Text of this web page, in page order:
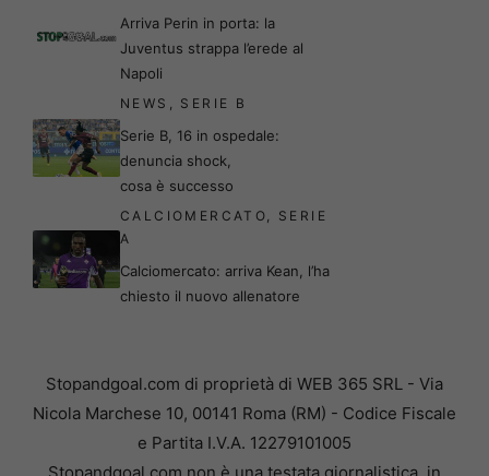
Arriva Perin in porta: la
Juventus strappa l’erede al
Napoli
NEWS SERIE B
Serie B, 16 in ospedale:
denuncia shock,
cosa è successo
CALCIOMERCATO
SERIE
A
Calciomercato: arriva Kean, l’ha
chiesto il nuovo allenatore
Stopandgoal.com di proprietà di WEB 365 SRL - Via
Nicola Marchese 10, 00141 Roma (RM) - Codice Fiscale
e Partita I.V.A. 12279101005